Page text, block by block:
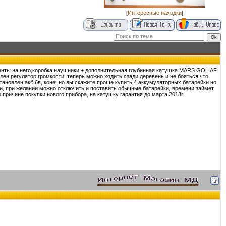
[Интересные находки]
на него,коробка,наушники + дополнительная глубинная катушка MARS GOLIAF
регулятор громкости, теперь можно ходить сзади деревень и не бояться что
акб 6в, конечно вы скажите проще купить 4 аккумуляторных батарейки но
при желании можно отключить и поставить обычные батарейки, времени займет
покупки нового прибора, на катушку гарантия до марта 2018г